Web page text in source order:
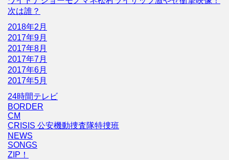
次は誰？
2018年2月
2017年9月
2017年8月
2017年7月
2017年6月
2017年5月
24時間テレビ
BORDER
CM
CRISIS 公安機動捜査隊特捜班
NEWS
SONGS
ZIP！